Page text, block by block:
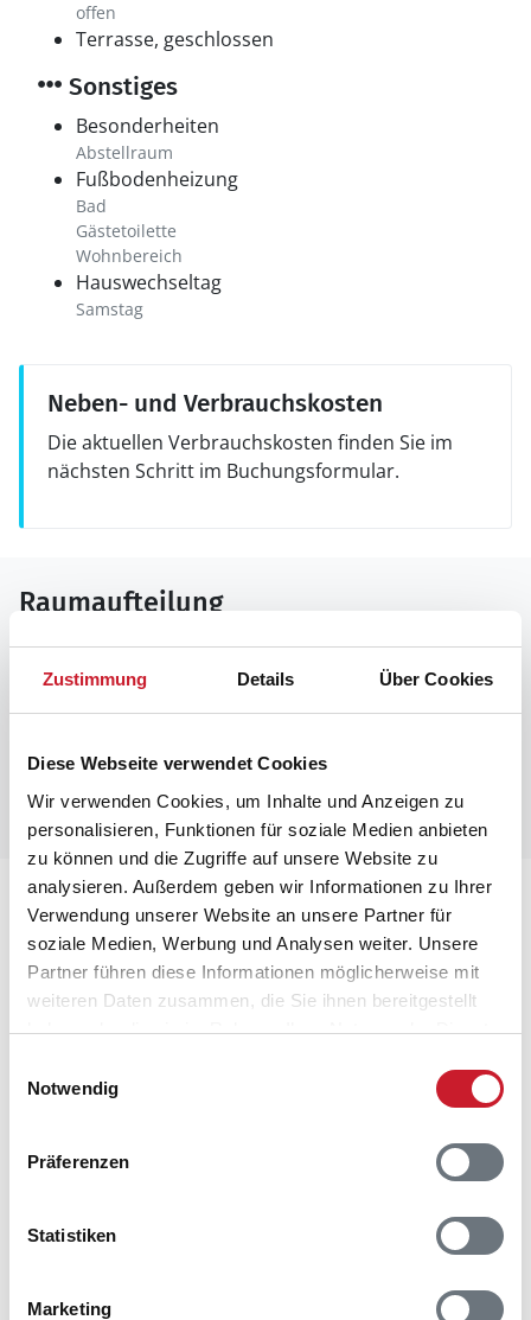
Zustimmung Details Über Cookies
Diese Webseite verwendet Cookies
Wir verwenden Cookies, um Inhalte und Anzeigen zu
personalisieren, Funktionen für soziale Medien anbieten
zu können und die Zugriffe auf unsere Website zu
analysieren. Außerdem geben wir Informationen zu Ihrer
Verwendung unserer Website an unsere Partner für
soziale Medien, Werbung und Analysen weiter. Unsere
Partner führen diese Informationen möglicherweise mit
weiteren Daten zusammen, die Sie ihnen bereitgestellt
haben oder die sie im Rahmen Ihrer Nutzung der Dienste
Notwendig
Präferenzen
Statistiken
Marketing
offen
Terrasse, geschlossen
Sonstiges
Besonderheiten
Abstellraum
Fußbodenheizung
Bad
Gästetoilette
Wohnbereich
Hauswechseltag
Samstag
Neben- und Verbrauchskosten
Die aktuellen Verbrauchskosten finden Sie im
nächsten Schritt im Buchungsformular.
Raumaufteilung
Lageplan
Adresse
Ferienhaus iW1173
6950 Ringkøbing